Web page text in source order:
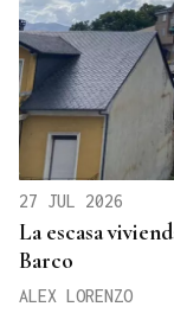
27 JUL 2026
La escasa
Barco
ALEX LORENZO